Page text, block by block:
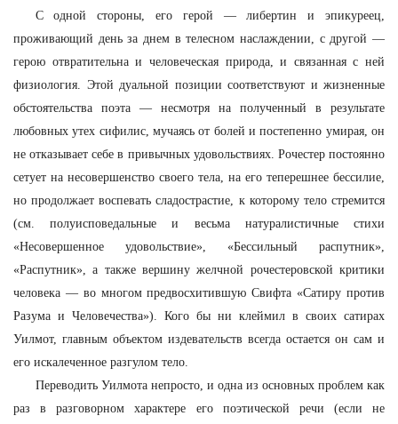
С одной стороны, его герой — либертин и эпикуреец,
проживающий день за днем в телесном наслаждении, с другой —
герою отвратительна и человеческая природа, и связанная с ней
физиология. Этой дуальной позиции соответствуют и жизненные
обстоятельства поэта — несмотря на полученный в результате
любовных утех сифилис, мучаясь от болей и постепенно умирая, он
не отказывает себе в привычных удовольствиях. Рочестер постоянно
сетует на несовершенство своего тела, на его теперешнее бессилие,
но продолжает воспевать сладострастие, к которому тело стремится
(см. полуисповедальные и весьма натуралистичные стихи
«Несовершенное удовольствие», «Бессильный распутник»,
«Распутник», а также вершину желчной рочестеровской критики
человека — во многом предвосхитившую Свифта «Сатиру против
Разума и Человечества»). Кого бы ни клеймил в своих сатирах
Уилмот, главным объектом издевательств всегда остается он сам и
его искалеченное разгулом тело.
Переводить Уилмота непросто, и одна из основных проблем как
раз в разговорном характере его поэтической речи (если не